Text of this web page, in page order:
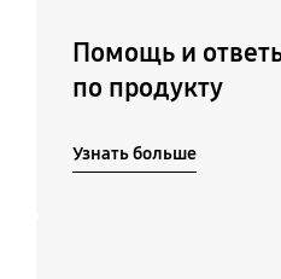
Помощь и
по продукту
Узнать больше